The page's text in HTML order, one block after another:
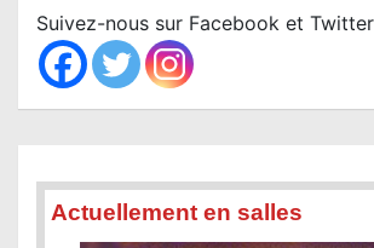
c
h
Suivez-nous sur Facebook et Twitter
Actuellement en salles